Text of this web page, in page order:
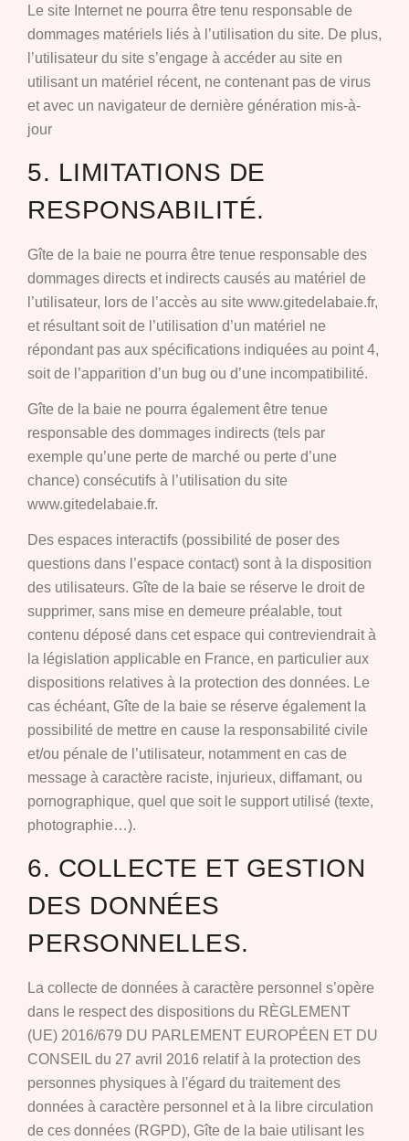
Le site Internet ne pourra être tenu responsable de
dommages matériels liés à l’utilisation du site. De plus,
l’utilisateur du site s’engage à accéder au site en
utilisant un matériel récent, ne contenant pas de virus
et avec un navigateur de dernière génération mis-à-
jour
5. LIMITATIONS DE
RESPONSABILITÉ.
Gîte de la baie ne pourra être tenue responsable des
dommages directs et indirects causés au matériel de
l’utilisateur, lors de l’accès au site www.gitedelabaie.fr,
et résultant soit de l’utilisation d’un matériel ne
répondant pas aux spécifications indiquées au point 4,
soit de l’apparition d’un bug ou d’une incompatibilité.
Gîte de la baie ne pourra également être tenue
responsable des dommages indirects (tels par
exemple qu’une perte de marché ou perte d’une
chance) consécutifs à l’utilisation du site
www.gitedelabaie.fr.
Des espaces interactifs (possibilité de poser des
questions dans l’espace contact) sont à la disposition
des utilisateurs. Gîte de la baie se réserve le droit de
supprimer, sans mise en demeure préalable, tout
contenu déposé dans cet espace qui contreviendrait à
la législation applicable en France, en particulier aux
dispositions relatives à la protection des données. Le
cas échéant, Gîte de la baie se réserve également la
possibilité de mettre en cause la responsabilité civile
et/ou pénale de l’utilisateur, notamment en cas de
message à caractère raciste, injurieux, diffamant, ou
pornographique, quel que soit le support utilisé (texte,
photographie…).
6. COLLECTE ET GESTION
DES DONNÉES
PERSONNELLES.
La collecte de données à caractère personnel s’opère
dans le respect des dispositions du RÈGLEMENT
(UE) 2016/679 DU PARLEMENT EUROPÉEN ET DU
CONSEIL du 27 avril 2016 relatif à la protection des
personnes physiques à l'égard du traitement des
données à caractère personnel et à la libre circulation
de ces données (RGPD), Gîte de la baie utilisant les